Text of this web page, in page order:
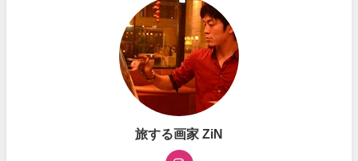
旅する画家 ZiN